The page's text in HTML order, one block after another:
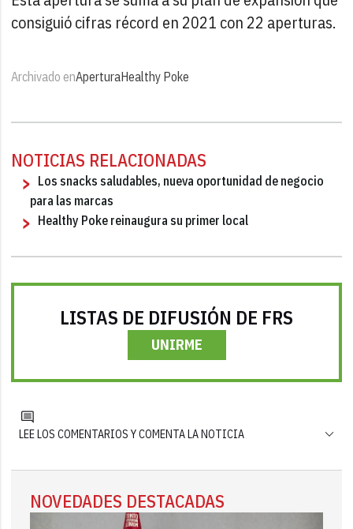
consiguió cifras récord en 2021 con 22 aperturas.
Archivado enAperturaHealthy Poke
NOTICIAS RELACIONADAS
Los snacks saludables, nueva oportunidad de negocio
para las marcas
Healthy Poke reinaugura su primer local
LISTAS DE DIFUSIÓN DE FRS
UNIRME
LEE LOS COMENTARIOS Y COMENTA LA NOTICIA
NOVEDADES DESTACADAS